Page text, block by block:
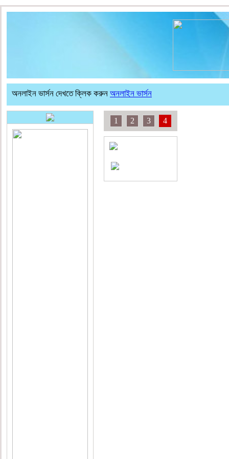
অনলাইন ভার্সন দেখতে ক্লিক করুন অনলাইন ভার্সন
1 2 3 4